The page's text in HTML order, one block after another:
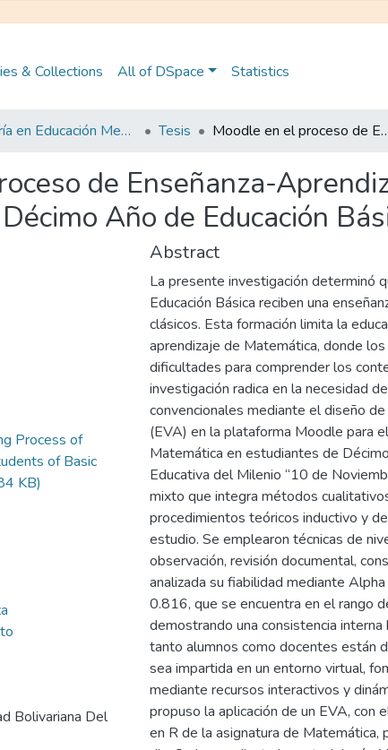
& Collections All of DSpace Statistics
Maestría en Educación Mención en Pedagogía en Entornos Digitales Tesis Moodle en el proceso de Enseñanza-Aprendizaje de
de Enseñanza-
Año de Educación
Process of
of Basic
KB)
Bolivariana Del
Abstract
La presente investigación determinó
Educación Básica reciben una
clásicos. Esta formación limita la
aprendizaje de Matemática, donde
dificultades para comprender los
investigación radica en la necesidad
convencionales mediante el diseño
(EVA) en la plataforma Moodle para
Matemática en estudiantes de
Educativa del Milenio “10 de
mixto que integra métodos
procedimientos teóricos inductivo y
estudio. Se emplearon técnicas de
observación, revisión documental,
analizada su fiabilidad mediante
0.816, que se encuentra en el rango
demostrando una consistencia
tanto alumnos como docentes están
sea impartida en un entorno virtual,
mediante recursos interactivos y
propuso la aplicación de un EVA, con
en R de la asignatura de